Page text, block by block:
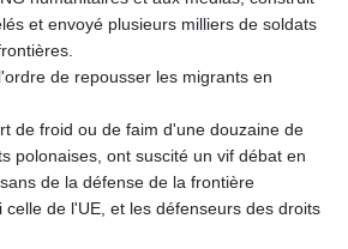
et envoyé plusieurs milliers de soldats
de repousser les migrants en
de froid ou de faim d'une douzaine de
polonaises, ont suscité un vif débat en
de la défense de la frontière
celle de l'UE, et les défenseurs des droits